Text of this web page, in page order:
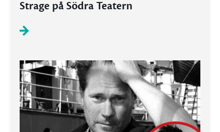
Strage på Södra Teatern